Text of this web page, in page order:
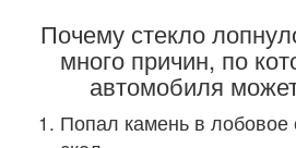
Почему стекло
много причин, по
автомобиля
Попал камень в лобовое